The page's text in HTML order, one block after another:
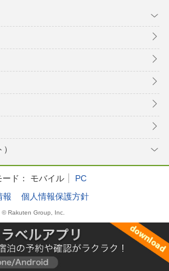
ド： モバイル
PC
報
個人情報保護方針
© Rakuten Group, Inc.